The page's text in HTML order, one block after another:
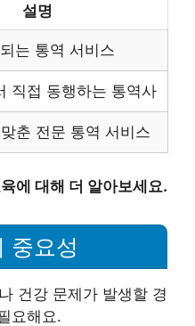
설명
는 통역 서비스
직접 동행하는 통역사
춘 전문 통역 서비스
에 대해 더 알아보세요.
중요성
건강 문제가 발생할 경
요해요.